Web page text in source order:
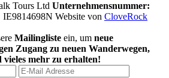
Tours Ltd Unternehmensnummer:
IE9814698N Website von CloveRock
Mailingliste ein, um neue
Zugang zu neuen Wanderwegen,
vieles mehr zu erhalten!